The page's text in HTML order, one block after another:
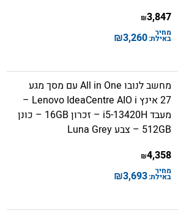
3,847
₪
מחיר
באילת:3,260
₪
מחשב לנובו All in One עם מסך מגע
27 אינץ Lenovo IdeaCentre AIO i –
מעבד i5-13420H – זכרון 16GB – כונן
512GB – צבע Luna Grey
4,358
₪
מחיר
באילת:3,693
₪